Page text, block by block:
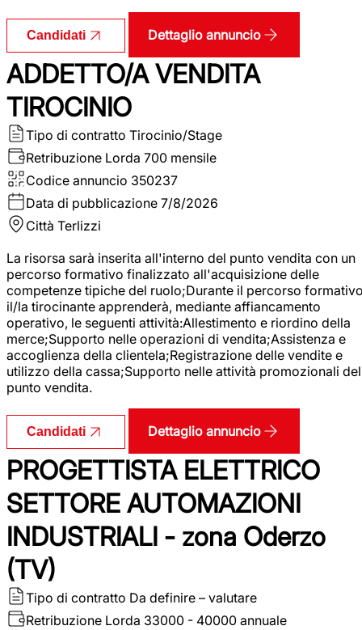
Candidati Dettaglio annuncio
ADDETTO/A VENDITA
TIROCINIO
Tipo di contratto Tirocinio/Stage
Retribuzione Lorda 700 mensile
Codice annuncio 350237
Data di pubblicazione 7/8/2026
Città Terlizzi
La risorsa sarà inserita all'interno del punto vendita con un
percorso formativo finalizzato all'acquisizione delle
competenze tipiche del ruolo;Durante il percorso
il/la tirocinante apprenderà, mediante affiancamento
operativo, le seguenti attività:Allestimento e riordino della
merce;Supporto nelle operazioni di vendita;Assistenza e
accoglienza della clientela;Registrazione delle vendite e
utilizzo della cassa;Supporto nelle attività promozionali del
punto vendita.
Candidati Dettaglio annuncio
PROGETTISTA ELETTRICO
SETTORE AUTOMAZIONI
INDUSTRIALI - zona Oderzo
(TV)
Tipo di contratto Da definire – valutare
Retribuzione Lorda 33000 - 40000 annuale